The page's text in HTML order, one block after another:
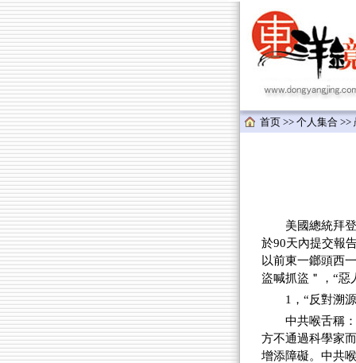
首页 >> 个人集合 >>
美國總統拜登
於90天內提交報
以前東一鎯頭西
盜喊抓盜＂，“惡
1，“反對溯
中共喉舌稱
方不通過科學家
增添障礙。中共